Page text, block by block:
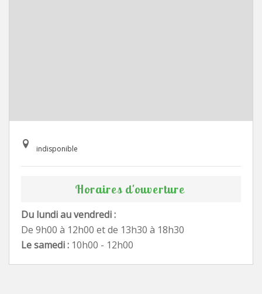
indisponible
Horaires d'ouverture
Du lundi au vendredi :
De 9h00 à 12h00 et de 13h30 à 18h30
Le samedi : 10h00 - 12h00